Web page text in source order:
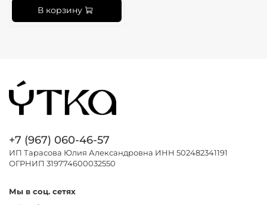
В корзину
+7 (967) 060-46-57
ИП Тарасова Юлия Александровна ИНН 502482341191
ОГРНИП 319774600032550
Мы в соц. сетях